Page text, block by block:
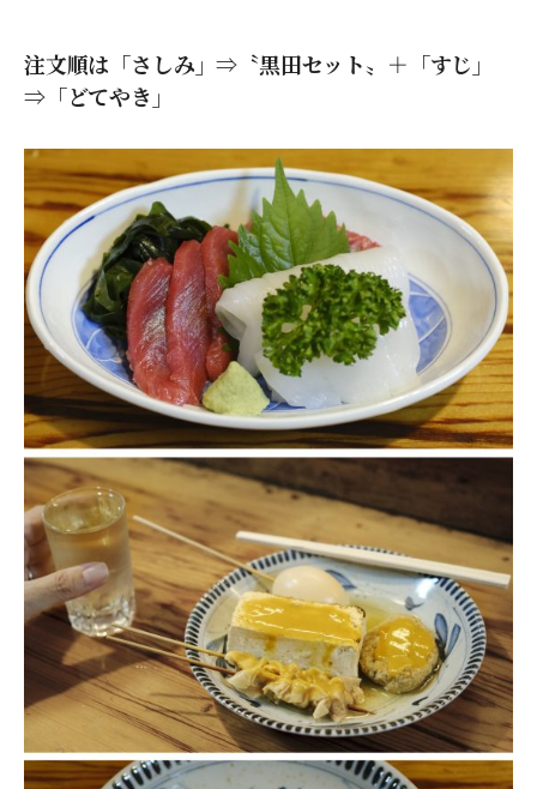
注文順は「さしみ」⇒〝黒田セット〟＋「すじ」
⇒「どてやき」